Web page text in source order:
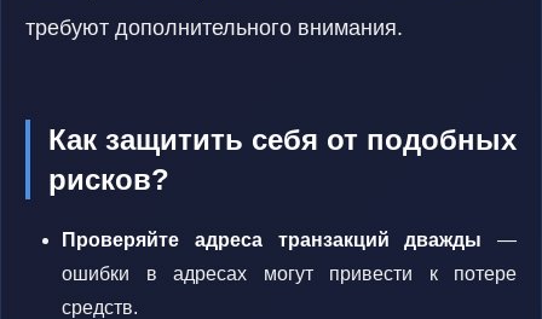
требуют дополнительного внимания.
Как защитить себя от подобных
рисков?
Проверяйте адреса транзакций дважды —
ошибки в адресах могут привести к потере
средств.